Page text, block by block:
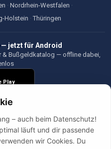
· Nordrhein-Westfalen ·
Holstein · Thüringen
— jetzt für Android
& Bußgeldkatalog — offline dabei,
vorbehalten.
– auch beim Datenschutz!
läuft und dir passende
wir Cookies. Du